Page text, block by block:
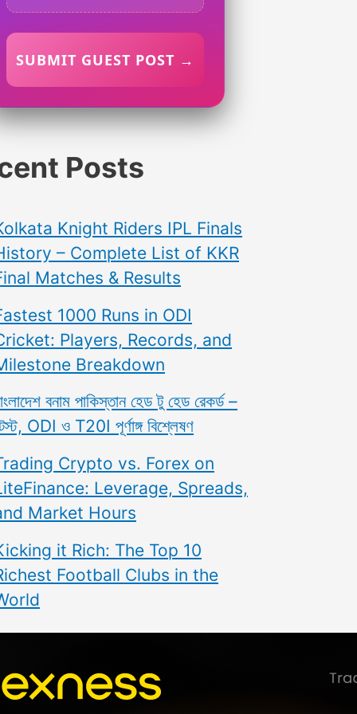
SUBMIT GUEST POST →
Posts
Knight Riders IPL Finals
– Complete List of KKR
Matches & Results
1000 Runs in ODI
Players, Records, and
Breakdown
বনাম পাকিস্তান হেড টু হেড রেকর্ড –
ODI ও T20I পূর্ণাঙ্গ বিশ্লেষণ
Crypto vs. Forex on
Leverage, Spreads,
Market Hours
it Rich: The Top 10
Football Clubs in the